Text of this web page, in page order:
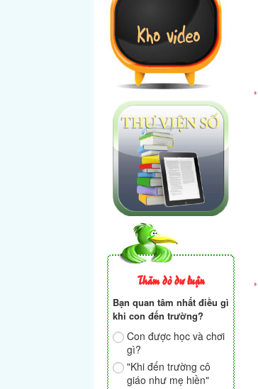
Thăm dò dư luận
Bạn quan tâm nhất điều gì
khi con đến trường?
Con được học và chơi
gì?
"Khi đến trường cô
giáo như mẹ hiền"